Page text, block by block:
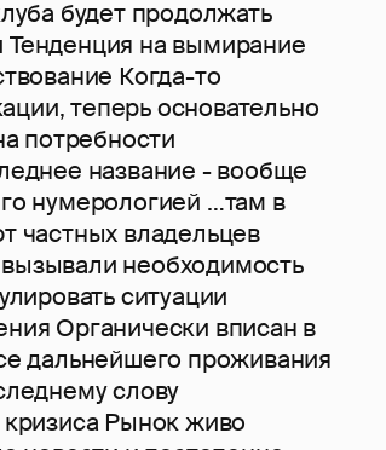
будет продолжать
на вымирание
Когда-то
теперь основательно
потребности
название - вообще
нумерологией …там в
частных владельцев
необходимость
ситуации
Органически вписан в
дальнейшего проживания
слову
Рынок живо